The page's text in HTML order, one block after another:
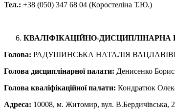
Тел.: +38 (050) 347 68 04 (Коростеліна Т.Ю.)
КВАЛІФІКАЦІЙНО-ДИСЦИПЛІНАРНА
Голова: РАДУШИНСЬКА НАТАЛІЯ
Голова дисциплінарної палати: Денисенко
Голова кваліфікаційної палати: Кондратюк
Адреса: 10008, м. Житомир, вул. В.Бердичівська,